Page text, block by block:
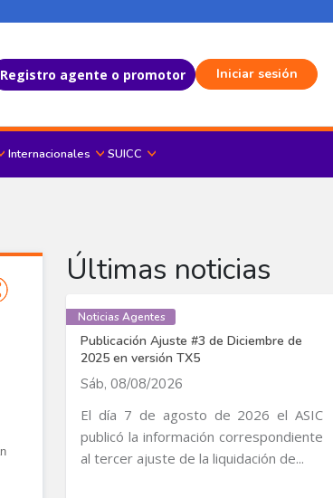
Registro agente o promotor Iniciar sesión
Internacionales SUICC
Últimas noticias
Noticias Agentes
Publicación Ajuste #3 de Diciembre de
2025 en versión TX5
Sáb, 08/08/2026
El día 7 de agosto de 2026 el ASIC
publicó la información correspondiente
al tercer ajuste de la liquidación de...